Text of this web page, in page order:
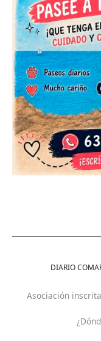
DIARIO
Asociación